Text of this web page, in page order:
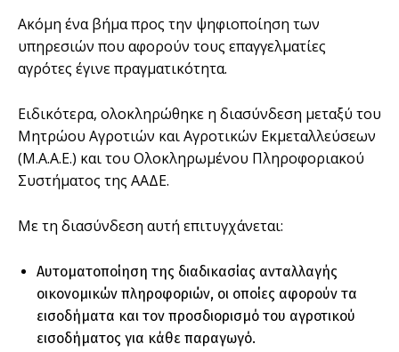
Ακόμη ένα βήμα προς την ψηφιοποίηση των
υπηρεσιών που αφορούν τους επαγγελματίες
αγρότες έγινε πραγματικότητα.
Ειδικότερα, ολοκληρώθηκε η διασύνδεση μεταξύ του
Μητρώου Αγροτιών και Αγροτικών Εκμεταλλεύσεων
(Μ.Α.Α.Ε.) και του Ολοκληρωμένου Πληροφοριακού
Συστήματος της ΑΑΔΕ.
Με τη διασύνδεση αυτή επιτυγχάνεται:
Αυτοματοποίηση της διαδικασίας ανταλλαγής
οικονομικών πληροφοριών, οι οποίες αφορούν τα
εισοδήματα και τον προσδιορισμό του αγροτικού
εισοδήματος για κάθε παραγωγό.